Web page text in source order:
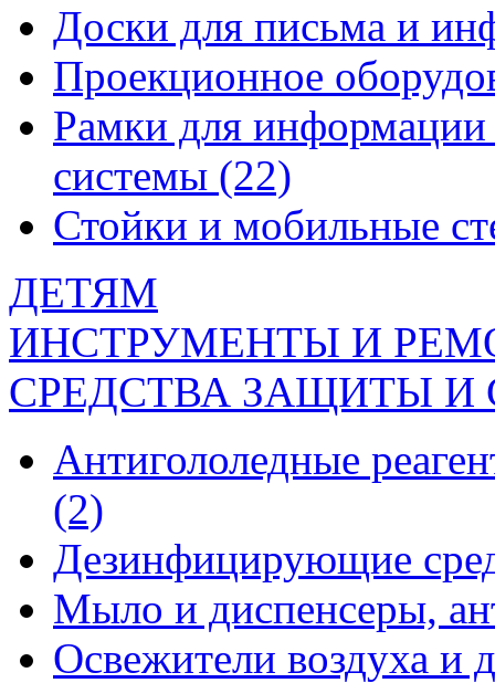
Доски для письма и
Проекционное
Рамки для
системы (22)
Стойки и мобильные
ДЕТЯМ
ИНСТРУМЕНТЫ И
СРЕДСТВА ЗАЩИТЫ
Антигололедные
(2)
Дезинфицирующие
Мыло и диспенсеры,
Освежители воздуха и